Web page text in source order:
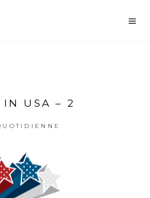
IN USA – 2